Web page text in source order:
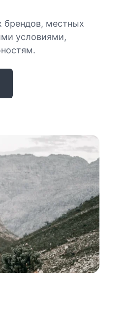
брендов, местных
условиями,